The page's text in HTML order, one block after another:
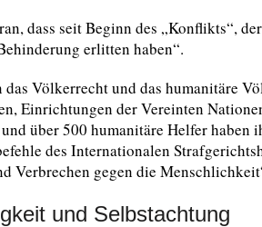
dass seit Beginn des „Konflikts“,
erlitten haben“.
das Völkerrecht und das humanitäre
Einrichtungen der Vereinten
über 500 humanitäre Helfer haben
des Internationalen
Verbrechen gegen die
und Selbstachtung